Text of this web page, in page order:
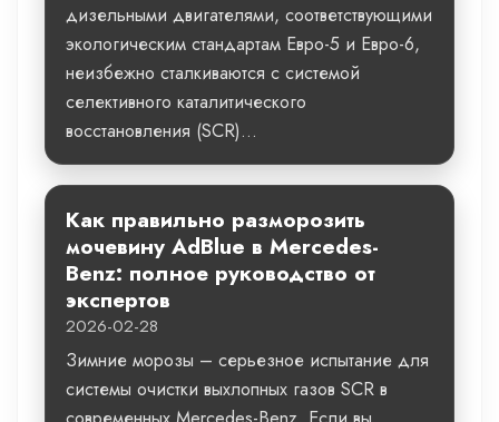
дизельными двигателями, соответствующими
экологическим стандартам Евро-5 и Евро-6,
неизбежно сталкиваются с системой
селективного каталитического
восстановления (SCR)...
Как правильно разморозить
мочевину AdBlue в Mercedes-
Benz: полное руководство от
экспертов
2026-02-28
Зимние морозы – серьезное испытание для
системы очистки выхлопных газов SCR в